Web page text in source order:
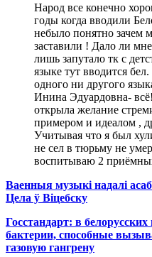
Народ все конечно
годы когда вводили
небыло понятно зачем
заставили ! Дало ли
лишь запутало тк с
языке тут вводится
одного ни другого
Инина Эдуардовна-
открыла желание
примером и идеалом ,
Учитывая что я был
не сел в тюрьму не
воспитываю 2
Ваенныя музыкі надалі
Цела ў Віцебску
Госстандарт: в
бактерии, способные
газовую гангрену